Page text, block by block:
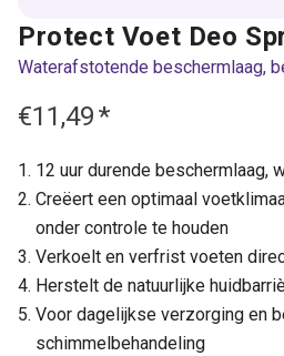
Protect Voet Deo
Waterafstotende beschermlaag,
€11,49*
12 uur durende beschermlaag,
Creëert een optimaal
onder controle te houden
Verkoelt en verfrist voeten
Herstelt de natuurlijke
Voor dagelijkse verzorging en
schimmelbehandeling